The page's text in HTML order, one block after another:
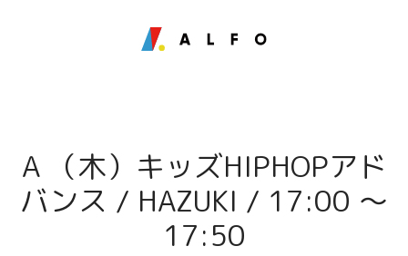
A （木）キッズHIPHOPアド
バンス / HAZUKI / 17:00 〜
17:50